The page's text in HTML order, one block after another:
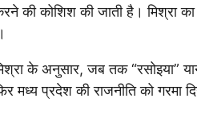
की कोशिश की जाती है। मिश्रा
के अनुसार, जब तक “रसोइया”
मध्य प्रदेश की राजनीति को गरमा